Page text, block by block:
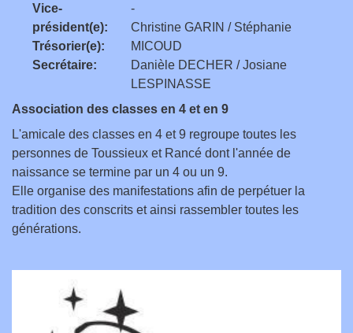
Vice-
président(e):
Trésorier(e):
Secrétaire:
-
Christine GARIN / Stéphanie
MICOUD
Danièle DECHER / Josiane
LESPINASSE
Association des classes en 4 et en 9
L'amicale des classes en 4 et 9 regroupe toutes les
personnes de Toussieux et Rancé dont l'année de
naissance se termine par un 4 ou un 9.
Elle organise des manifestations afin de perpétuer la
tradition des conscrits et ainsi rassembler toutes les
générations.